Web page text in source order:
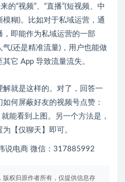
的“视频”、“直播”(短视频、中
糊)。比如对于私域运营，通
即能作为私域运营的一部
(还是精准流量)，用户也能做
它 App 导致流量流失。
就是这样的。对了，回答一
如何屏蔽好友的视频号点赞：
能看到上图。另一个方法是，
【仅聊天】即可。
说电商 微信：317885992
版权归原作者所有，仅提供信息存